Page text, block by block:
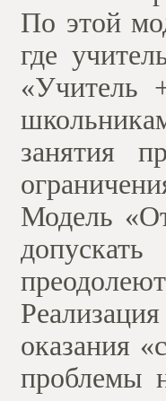
По этой
где
«Учитель
занятия
Модель
оказания
проблемы